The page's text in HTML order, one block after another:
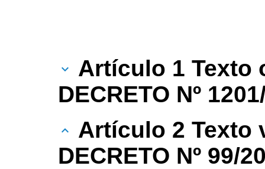
Artículo 1 Texto
DECRETO Nº
Artículo 2 Texto
DECRETO Nº 99/